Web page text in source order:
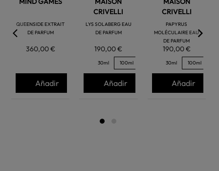
QUEENSIDE EXTRAIT
DE PARFUM
360,00 €
Añadir
CRIVELLI
LYS SOLABERG EAU
DE PARFUM
190,00 €
30ml 100ml
Añadir
CRIVELLI
PAPYRUS
MOLÉCULAIRE EAU
DE PARFUM
190,00 €
30ml 100ml
Añadir